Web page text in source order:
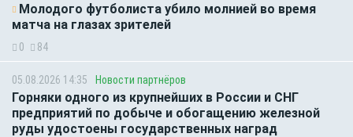
Молодого футболиста убило молнией во время
матча на глазах зрителей
0 84
05.08.2026 14:35 Новости партнёров
Горняки одного из крупнейших в России и СНГ
предприятий по добыче и обогащению железной
руды удостоены государственных наград